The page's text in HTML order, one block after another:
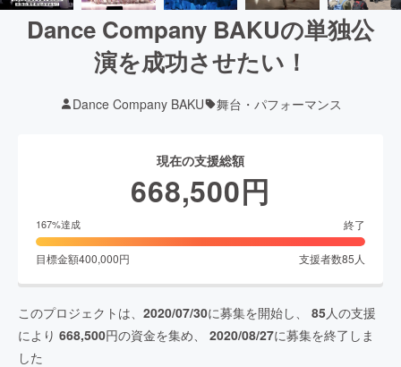
Dance Company BAKUの単独公
演を成功させたい！
Dance Company BAKU 舞台・パフォーマンス
現在の支援総額
668,500円
167%達成 終了
目標金額400,000円 支援者数85 人
このプロジェクトは、 2020/07/30に募集を開始し、 85人の支援
により 668,500円の資金を集め、 2020/08/27に募集を終了しま
した